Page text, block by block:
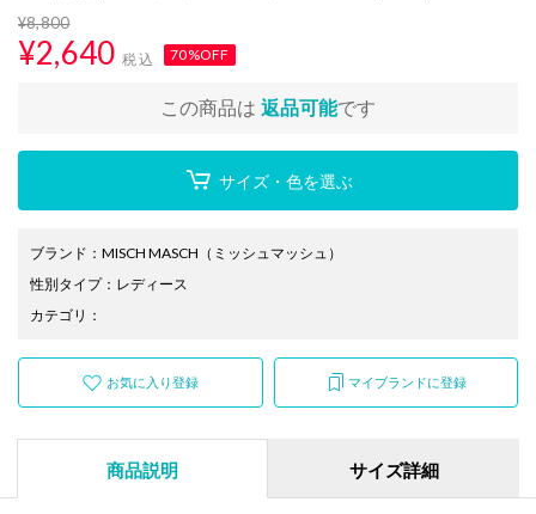
¥8,800
¥2,640 税込 70%OFF
この商品は 返品可能です
サイズ・色を選ぶ
ブランド ： MISCH MASCH （ミッシュマッシュ）
性別タイプ： レディース
カテゴリ ：
お気に入り登録 マイブランドに登録
商品説明 サイズ詳細